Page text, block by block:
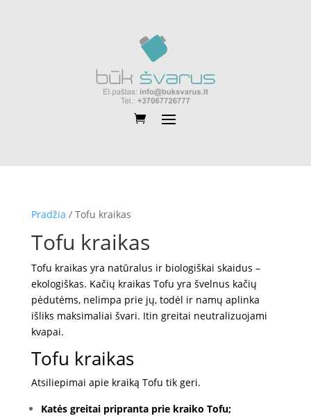
Pradžia / Tofu kraikas
Tofu kraikas
Tofu kraikas yra natūralus ir biologiškai skaidus –
ekologiškas. Kačių kraikas Tofu yra švelnus kačių
pėdutėms, nelimpa prie jų, todėl ir namų aplinka
išliks maksimaliai švari. Itin greitai neutralizuojami
kvapai.
Tofu kraikas
Atsiliepimai apie kraiką Tofu tik geri.
Katės greitai pripranta prie kraiko Tofu;